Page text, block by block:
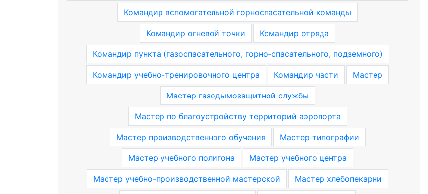
Командир вспомогательной горноспасательной команды
Командир огневой точки Командир отряда
Командир пункта (газоспасательного, горно-спасательного, подземного)
Командир учебно-тренировочного центра Командир части Мастер
Мастер газодымозащитной службы
Мастер по благоустройству территорий аэропорта
Мастер производственного обучения Мастер типографии
Мастер учебного полигона Мастер учебного центра
Мастер учебно-производственной мастерской Мастер хлебопекарни